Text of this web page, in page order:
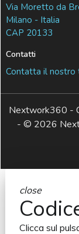
Via Moretto da
Milano - Italia
CAP 20133
Contatti
Contatta il nostro
Nextwork360 -
- © 2026
close
Clicca sul